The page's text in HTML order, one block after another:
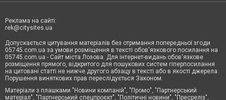
Реклама на сайті:
rek@citysites.ua
Допускається цитування матеріалів без отримання попередньої згоди
05745.com.ua за умови розміщення в тексті обов'язкового посилання на
05745.com.ua - Сайт міста Лозова. Для інтернет-видань обов'язкове
розміщення прямого, відкритого для пошукових систем гіперпосилання
на цитовані статті не нижче другого абзацу в тексті або в якості джерела.
Порушення виняткових прав переслідується Законом.
Матеріали з плашками "Новини компаній", "Промо", "Партнерський
матеріал", "Партнерський спецпроєкт", "Політичні новини", "Пресреліз",